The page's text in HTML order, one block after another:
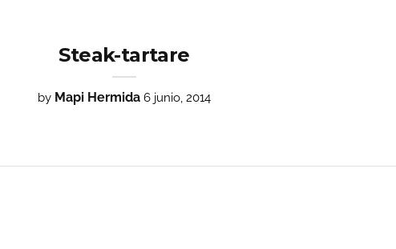
Steak-tartare
by Mapi Hermida 6 junio, 2014